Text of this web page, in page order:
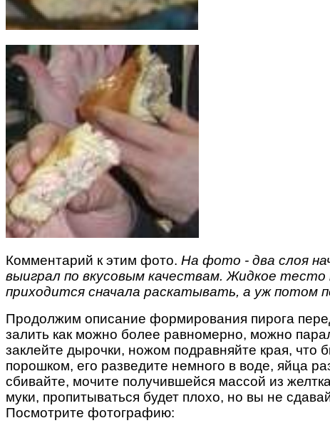
Комментарий к этим фото. На фото - два слоя
выиграл по вкусовым качествам. Жидкое
приходится сначала раскатывать, а уж потом
Продолжим описание формирования пирога
залить как можно более равномерно, можно
заклейте дырочки, ножом подравняйте края,
порошком, его разведите немного в воде, яйца
сбивайте, мочите получившейся массой из
муки, пропитываться будет плохо, но вы не
Посмотрите фотографию: